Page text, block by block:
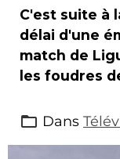
C'est suite à
délai d'une
match de
les foudres
Dans